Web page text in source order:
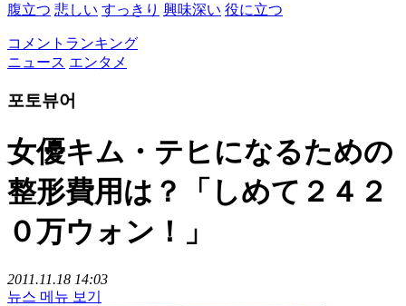
腹立つ 悲しい すっきり 興味深い 役に立つ
コメントランキング
ニュース エンタメ
포토뷰어
女優キム・テヒになるための
整形費用は？「しめて２４２
０万ウォン！」
2011.11.18 14:03
뉴스 메뉴 보기